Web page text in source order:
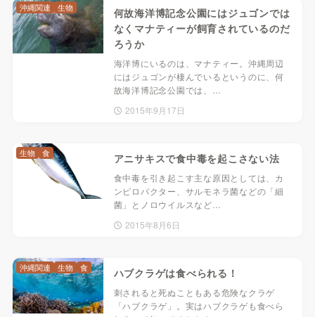
何故海洋博記念公園にはジュゴンでは
なくマナティーが飼育されているのだ
ろうか
海洋博にいるのは、マナティー。沖縄周辺
にはジュゴンが棲んでいるというのに、何
故海洋博記念公園では、…
2015年9月17日
沖縄関連 生物
アニサキスで食中毒を起こさない法
食中毒を引き起こす主な原因としては、カ
ンピロバクター、サルモネラ菌などの「細
菌」とノロウイルスなど…
2015年8月6日
生物 食
ハブクラゲは食べられる！
刺されると死ぬこともある危険なクラゲ
「ハブクラゲ」。実はハブクラゲも食べら
沖縄関連 生物 食